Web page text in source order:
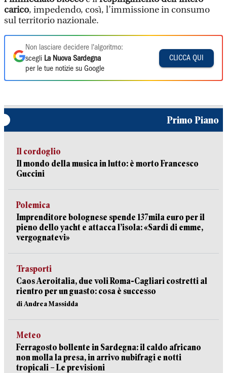
carico, impedendo, così, l’immissione in consumo
sul territorio nazionale.
Non lasciare decidere l'algoritmo:
scegli La Nuova Sardegna
per le tue notizie su Google
CLICCA QUI
Primo Piano
Il cordoglio
Il mondo della musica in lutto: è morto Francesco
Guccini
Polemica
Imprenditore bolognese spende 137mila euro per il
pieno dello yacht e attacca l’isola: «Sardi di emme,
vergognatevi»
Trasporti
Caos Aeroitalia, due voli Roma-Cagliari costretti al
rientro per un guasto: cosa è successo
di Andrea Massidda
Meteo
Ferragosto bollente in Sardegna: il caldo africano
non molla la presa, in arrivo nubifragi e notti
tropicali – Le previsioni